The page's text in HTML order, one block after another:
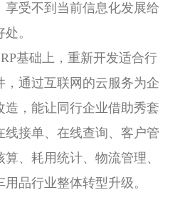
享受不到当前信息化发展给
。
基础上，重新开发适合行
，通过互联网的云服务为企
造，能让同行企业借助秀套
线接单、在线查询、客户管
、耗用统计、物流管理、
品行业整体转型升级。